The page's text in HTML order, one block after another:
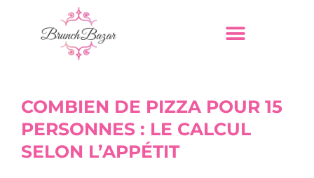
COMBIEN DE PIZZA POUR 15
PERSONNES : LE CALCUL
SELON L’APPÉTIT